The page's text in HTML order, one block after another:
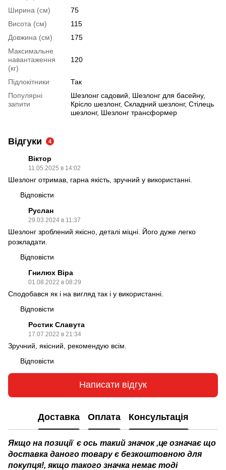
Ширина (см)
75
Висота (см)
115
Довжина (см)
175
Максимальне
навантаження
(кг)
120
Підлокітники
Так
Популярні
запити
Шезлонг садовий, Шезлонг для басейну,
Крісло шезлонг, Складний шезлонг, Стілець
шезлонг, Шезлонг трансформер
Відгуки 4
Віктор
11.05.2025 в 14:02
Шезлонг отримав, гарна якість, зручний у використанні.
Відповісти
Руслан
29.03.2024 в 11:37
Шезлонг зроблений якісно, деталі міцні. Його дуже легко
розкладати.
Відповісти
Гнилюх Віра
01.08.2022 в 08:29
Сподобався як і на вигляд так і у використанні.
Відповісти
Ростик Славута
17.07.2022 в 21:34
Зручний, якісний, рекомендую всім.
Відповісти
Написати відгук
Доставка Оплата Консультація
Якщо на позиції є ось такий значок,це означає що
доставка даного товару є безкоштовною для
покупця!, якщо такого значка немає тоді